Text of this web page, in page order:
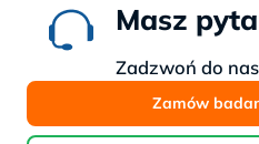
Masz
Zadzwoń do nas
Zamów